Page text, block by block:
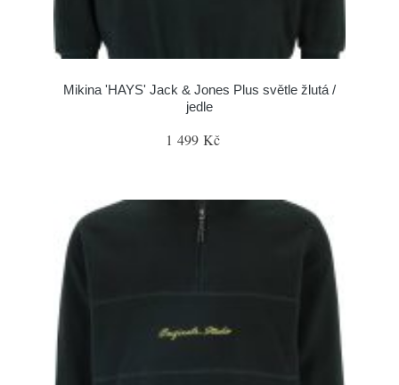
Mikina 'HAYS' Jack & Jones Plus světle žlutá /
jedle
1 499 Kč